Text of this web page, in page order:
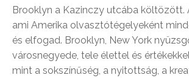
Brooklyn a Kazinczy utcába költözött.
ami Amerika olvasztótégelyeként
és elfogad. Brooklyn, New York
városnegyede, tele élettel és
mint a sokszínűség, a nyitottság, a